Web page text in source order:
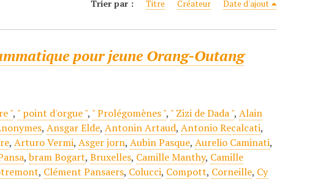
Trier par : Titre Créateur Date d'ajout
pour jeune Orang-Outang
", " point d'orgue ", " Prolégomènes ", " Zizi de Dada ",Alain
,Ansgar Elde,Antonin Artaud,Antonio Recalcati,
,Arturo Vermi,Asger jorn,Aubin Pasque,Aurelio Caminati,
,bram Bogart,Bruxelles, Camille Manthy, Camille
, Clément Pansaers, Colucci, Compott, Corneille, Cy